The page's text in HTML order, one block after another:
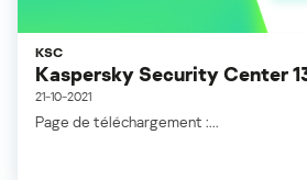
KSC
Kaspersky Security Center
21-10-2021
Page de téléchargement :...